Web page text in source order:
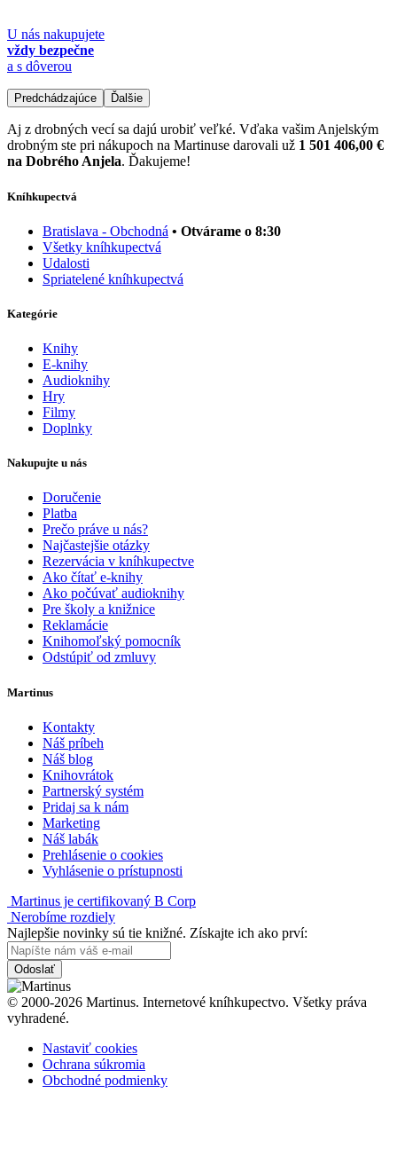
U nás nakupujete
vždy bezpečne
a s dôverou
Predchádzajúce Ďalšie
Aj z drobných vecí sa dajú urobiť veľké. Vďaka vašim Anjelským
drobným ste pri nákupoch na Martinuse darovali už 1 501 406,00 €
na Dobrého Anjela. Ďakujeme!
Kníhkupectvá
Bratislava - Obchodná • Otvárame o 8:30
Všetky kníhkupectvá
Udalosti
Spriatelené kníhkupectvá
Kategórie
Knihy
E-knihy
Audioknihy
Hry
Filmy
Doplnky
Nakupujte u nás
Doručenie
Platba
Prečo práve u nás?
Najčastejšie otázky
Rezervácia v kníhkupectve
Ako čítať e-knihy
Ako počúvať audioknihy
Pre školy a knižnice
Reklamácie
Knihomoľský pomocník
Odstúpiť od zmluvy
Martinus
Kontakty
Náš príbeh
Náš blog
Knihovrátok
Partnerský systém
Pridaj sa k nám
Marketing
Náš labák
Prehlásenie o cookies
Vyhlásenie o prístupnosti
Martinus je certifikovaný B Corp
Nerobíme rozdiely
Najlepšie novinky sú tie knižné. Získajte ich ako prví:
Odoslať
© 2000-2026 Martinus. Internetové kníhkupectvo. Všetky práva
vyhradené.
Nastaviť cookies
Ochrana súkromia
Obchodné podmienky